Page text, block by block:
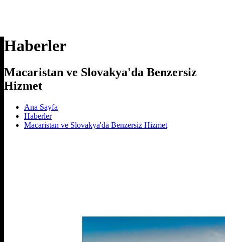
Haberler
Macaristan ve Slovakya'da Benzersiz
Hizmet
Ana Sayfa
Haberler
Macaristan ve Slovakya'da Benzersiz Hizmet